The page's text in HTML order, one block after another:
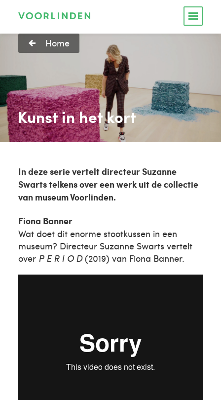
Home
Kunst in het kort
In deze serie vertelt directeur Suzanne
Swarts telkens over een werk uit de collectie
van museum Voorlinden.
Fiona Banner
Wat doet dit enorme stootkussen in een
museum? Directeur Suzanne Swarts vertelt
over P E R I O D(2019) van Fiona Banner.